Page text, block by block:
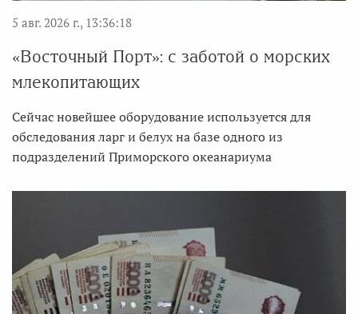
5 авг. 2026 г., 13:36:18
«Восточный Порт»: с заботой о морских
млекопитающих
Сейчас новейшее оборудование используется для
обследования ларг и белух на базе одного из
подразделений Приморского океанариума